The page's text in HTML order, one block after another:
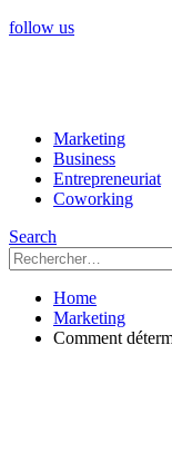
follow us
Marketing
Business
Entrepreneuriat
Coworking
Search
Rechercher :
Home
Marketing
Comment